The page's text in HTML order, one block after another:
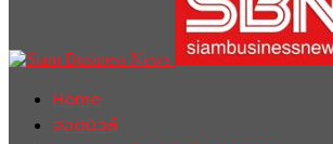
Home
ฮอตนิวส์